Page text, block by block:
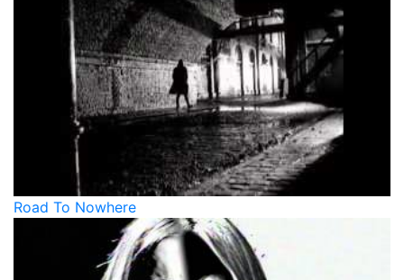
Road To Nowhere